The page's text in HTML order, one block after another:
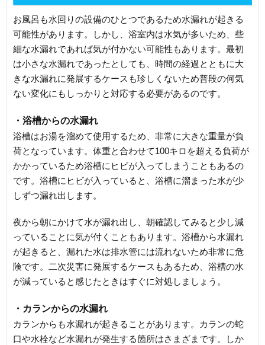
お風呂も水回りの設備のひとつであるため水漏れが起きる
可能性があります。しかし、浴室内は水気が多いため、些
細な水漏れであれば気が付かない可能性もあります。最初
は小さな水漏れであったとしても、時間の経過とともに大
きな水漏れに発展するケースも珍しくないため普段の何気
ない変化にもしっかりと対応する必要があるのです。
・浴槽からの水漏れ
浴槽はお湯を溜めて使用するため、非常に大きな重量が負
荷となっています。体重と合わせて100キロを超える負荷が
かかっているため浴槽にヒビが入ってしまうこともあるの
です。浴槽にヒビが入っていると、浴槽に溜まった水が少
しずつ漏れ出します。
夜から朝にかけて水が漏れ出し、朝確認してみると少し減
っていることに気が付くこともあります。浴槽から水漏れ
が起きると、漏れた水は排水管には流れないため非常に危
険です。二次災害に発展するケースもあるため、浴槽の水
が減っていると感じたときはすぐに対処しましょう。
・カランからの水漏れ
カランからも水漏れが起きることがあります。カランの蛇
口や水栓など水漏れが発生する箇所はさまざまです。しか